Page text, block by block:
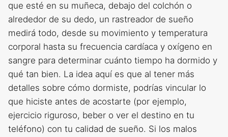
que esté en su muñeca, debajo del colchón o
alrededor de su dedo, un rastreador de sueño
medirá todo, desde su movimiento y temperatura
corporal hasta su frecuencia cardíaca y oxígeno en
sangre para determinar cuánto tiempo ha dormido y
qué tan bien. La idea aquí es que al tener más
detalles sobre cómo dormiste, podrías vincular lo
que hiciste antes de acostarte (por ejemplo,
ejercicio riguroso, beber o ver el destino en tu
teléfono) con tu calidad de sueño. Si los malos